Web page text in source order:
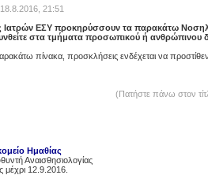
21:51
Ιατρών ΕΣΥ προκηρύσσουν τα παρακάτω
στα τμήματα προσωπικού ή ανθρώπινου
πίνακα, προσκλήσεις ενδέχεται να
(Πατήστε πάνω στον
Ημαθίας
Αναισθησιολογίας
μέχρι 12.9.2016.